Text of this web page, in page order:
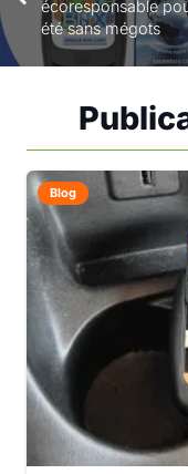
écoresponsable
été sans mégots
Blog